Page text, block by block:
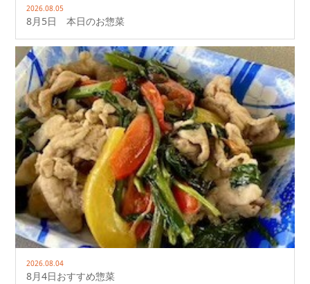
2026.08.05
8月5日 本日のお惣菜
2026.08.04
8月4日おすすめ惣菜